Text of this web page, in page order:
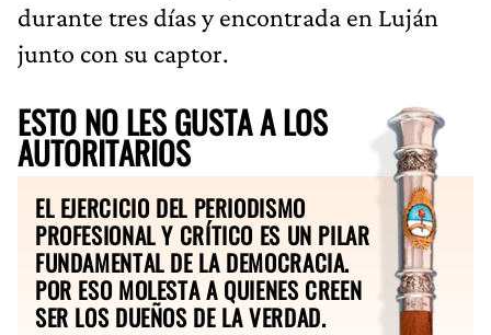
durante tres días y encontrada en Luján
junto con su captor.
ESTO NO LES GUSTA A LOS
AUTORITARIOS
EL EJERCICIO DEL PERIODISMO
PROFESIONAL Y CRÍTICO ES UN PILAR
FUNDAMENTAL DE LA DEMOCRACIA.
POR ESO MOLESTA A QUIENES CREEN
SER LOS DUEÑOS DE LA VERDAD.